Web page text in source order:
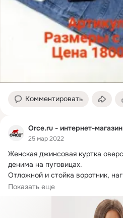
Комментировать
Orce.ru - интернет-
25 мар 2022
Женская джинсовая куртка
денима на пуговицах.
Отложной и стойка воротник,
прорезные...
Показать еще